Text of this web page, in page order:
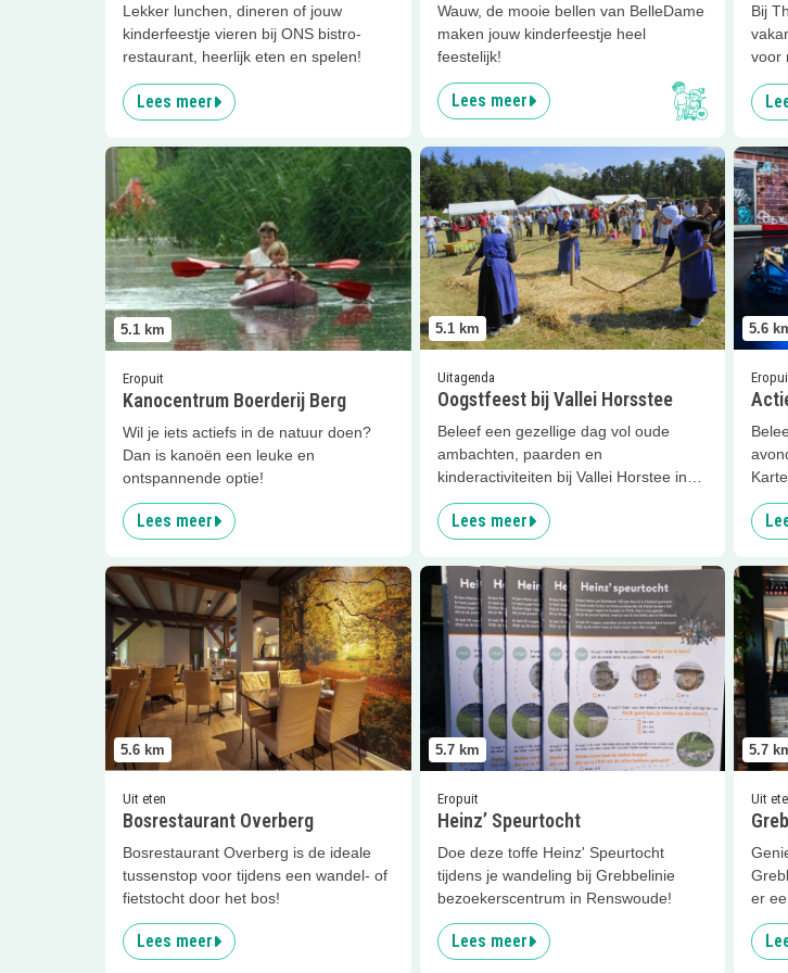
Lekker lunchen, dineren of jouw
kinderfeestje vieren bij ONS bistro-
restaurant, heerlijk eten en spelen!
Lees meer
Wauw, de mooie bellen van BelleDame
maken jouw kinderfeestje heel
feestelijk!
Lees meer
Bij
voor
5.1 km
Eropuit
Kanocentrum Boerderij Berg
Wil je iets actiefs in de natuur doen?
Dan is kanoën een leuke en
ontspannende optie!
Lees meer
Lees meer Kanocentrum Boerderij Berg
5.1 km
Uitagenda
Oogstfeest bij Vallei Horsstee
Beleef een gezellige dag vol oude
ambachten, paarden en
kinderactiviteiten bij Vallei Horstee in
Leusden.
Lees meer
Lees meer Oogstfeest bij Vallei Horsstee
5.6
Lees
5.6 km
Uit eten
Bosrestaurant Overberg
Bosrestaurant Overberg is de ideale
tussenstop voor tijdens een wandel- of
fietstocht door het bos!
Lees meer
Lees meer Bosrestaurant Overberg
5.7 km
Eropuit
Heinz’ Speurtocht
Doe deze toffe Heinz' Speurtocht
tijdens je wandeling bij Grebbelinie
bezoekerscentrum in Renswoude!
Lees meer
Lees meer Heinz’ Speurtocht
5.7
Uit
er
Lees